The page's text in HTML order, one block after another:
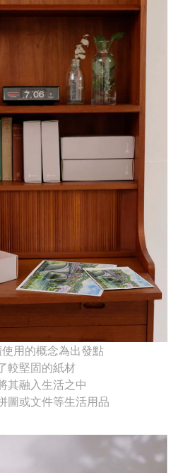
用的概念為出發點
較堅固的紙材
其融入生活之中
圖或文件等生活用品